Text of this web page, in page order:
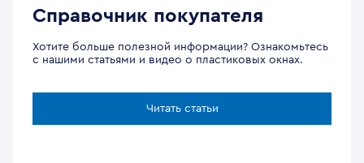
Справочник покупателя
Хотите больше полезной информации? Ознакомьтесь
с нашими статьями и видео о пластиковых окнах.
Читать статьи